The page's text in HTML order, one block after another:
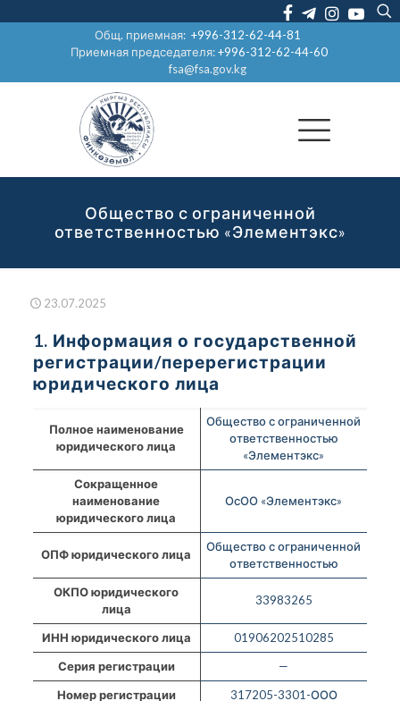
Общ. приемная:+996-312-62-44-81
Приемная председателя:+996-312-62-44-60
fsa@fsa.gov.kg
Общество с ограниченной
ответственностью «Элементэкс»
23.07.2025
1. Информация о государственной
регистрации/перерегистрации
юридического лица
Полное наименование
юридического лица
Общество с ограниченной
ответственностью
«Элементэкс»
Сокращенное
наименование
юридического лица
ОсОО «Элементэкс»
ОПФ юридического лица
Общество с ограниченной
ответственностью
ОКПО юридического
лица
33983265
ИНН юридического лица
01906202510285
Серия регистрации
—
Номер регистрации
317205-3301-ООО